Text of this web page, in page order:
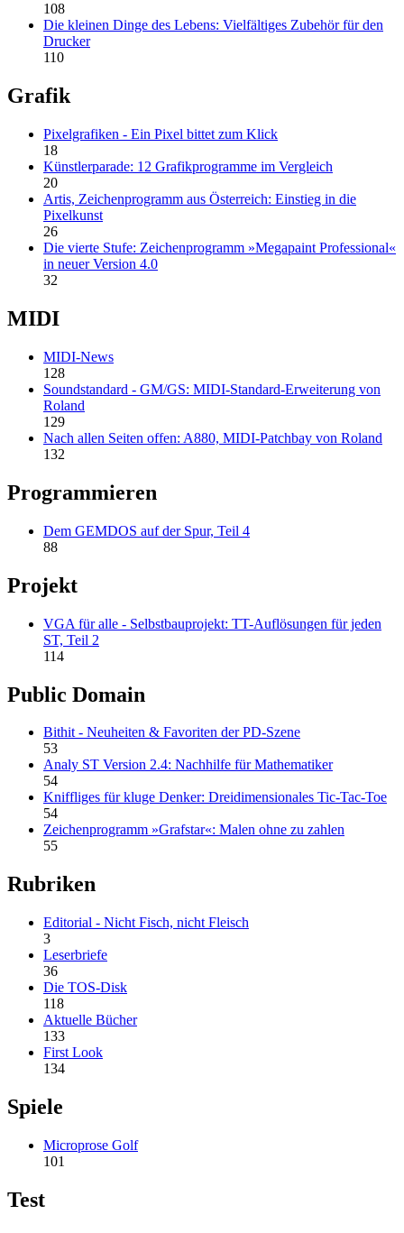
108
Die kleinen Dinge des Lebens: Vielfältiges Zubehör für den
Drucker
110
Grafik
Pixelgrafiken - Ein Pixel bittet zum Klick
18
Künstlerparade: 12 Grafikprogramme im Vergleich
20
Artis, Zeichenprogramm aus Österreich: Einstieg in die
Pixelkunst
26
Die vierte Stufe: Zeichenprogramm »Megapaint Professional«
in neuer Version 4.0
32
MIDI
MIDI-News
128
Soundstandard - GM/GS: MIDI-Standard-Erweiterung von
Roland
129
Nach allen Seiten offen: A880, MIDI-Patchbay von Roland
132
Programmieren
Dem GEMDOS auf der Spur, Teil 4
88
Projekt
VGA für alle - Selbstbauprojekt: TT-Auflösungen für jeden
ST, Teil 2
114
Public Domain
Bithit - Neuheiten & Favoriten der PD-Szene
53
Analy ST Version 2.4: Nachhilfe für Mathematiker
54
Kniffliges für kluge Denker: Dreidimensionales Tic-Tac-Toe
54
Zeichenprogramm »Grafstar«: Malen ohne zu zahlen
55
Rubriken
Editorial - Nicht Fisch, nicht Fleisch
3
Leserbriefe
36
Die TOS-Disk
118
Aktuelle Bücher
133
First Look
134
Spiele
Microprose Golf
101
Test